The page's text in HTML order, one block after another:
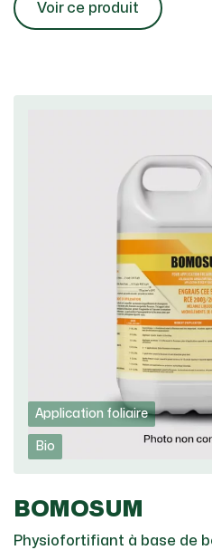
Voir ce produit
Application foliaire
Bio
BOMOSUM
Physiofortifiant à base de